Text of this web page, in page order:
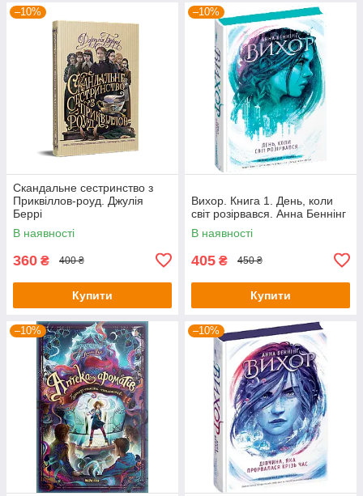
–10%
Скандальне сестринство з
Приквіллов-роуд. Джулія
Беррі
В наявності
360 ₴ 400 ₴
Купити
–10%
Вихор. Книга 1. День, коли
світ розірвався. Анна Беннінг
В наявності
405 ₴ 450 ₴
Купити
–10% –10%